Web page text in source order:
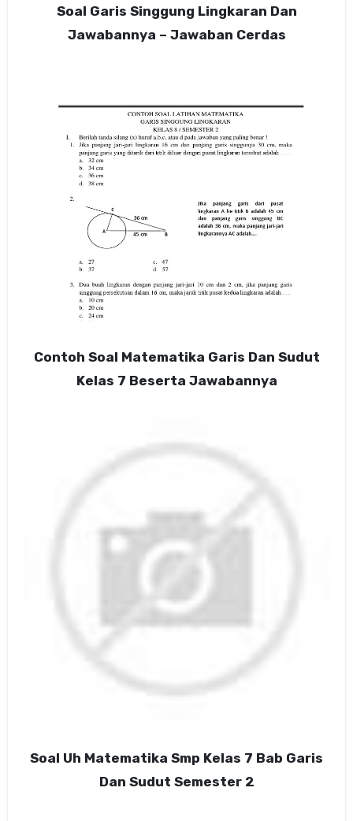
Soal Garis Singgung Lingkaran Dan
Jawabannya – Jawaban Cerdas
Contoh Soal Matematika Garis Dan Sudut
Kelas 7 Beserta Jawabannya
Soal Uh Matematika Smp Kelas 7 Bab Garis
Dan Sudut Semester 2